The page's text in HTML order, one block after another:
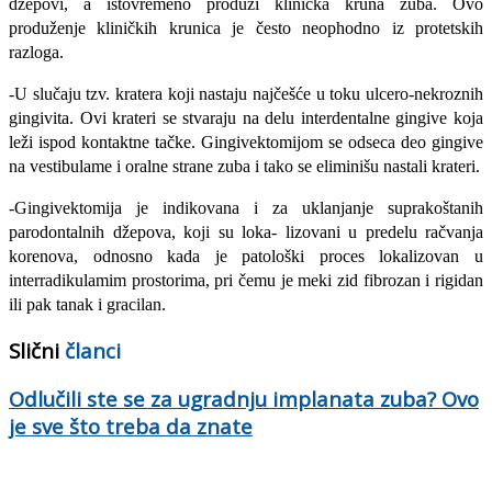
dže­povi, a istovremeno produži klinička kruna zuba. Ovo
produženje kliničkih krunica je često neophod­no iz protetskih
razloga.
-U slučaju tzv. kratera koji nastaju najčešće u toku ulcero-nekroznih
gingivita. Ovi krateri se stva­raju na delu interdentalne gingive koja
leži ispod kontaktne tačke. Gingivektomijom se odseca deo gingive
na vestibulame i oralne strane zuba i tako se eliminišu nastali krateri.
-Gingivektomija je indikovana i za uklanjanje suprakoštanih
parodontalnih džepova, koji su loka- lizovani u predelu račvanja
korenova, odnosno kada je patološki proces lokalizovan u
interradikulamim prostorima, pri čemu je meki zid fibrozan i rigidan
ili pak tanak i gracilan.
Slični članci
Odlučili ste se za ugradnju implanata zuba? Ovo
je sve što treba da znate